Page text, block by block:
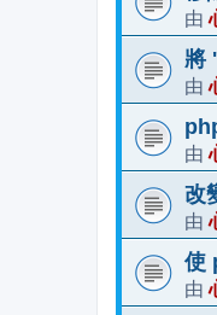
由
將
由
由
改
由
使
由